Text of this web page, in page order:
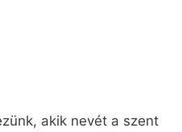
akik nevét a szent